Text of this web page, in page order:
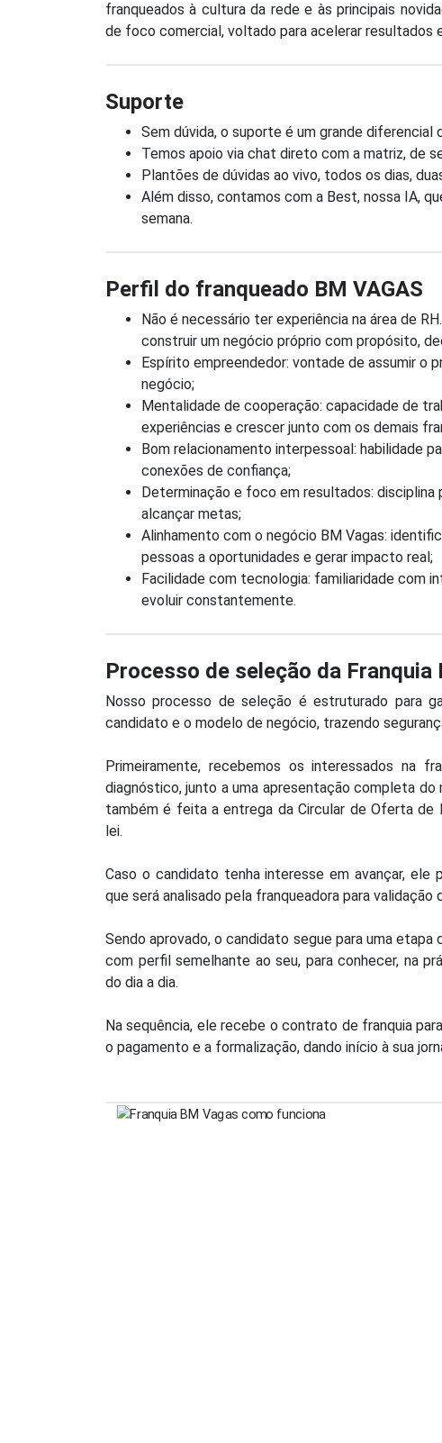
franqueados à cultura da rede e às principais
de foco comercial, voltado para acelerar resultados
Suporte
Sem dúvida, o suporte é um grande diferencial
Temos apoio via chat direto com a matriz, de
Plantões de dúvidas ao vivo, todos os dias,
Além disso, contamos com a Best, nossa IA,
semana.
Perfil do franqueado BM VAGAS
Não é necessário ter experiência na área de
construir um negócio próprio com propósito,
Espírito empreendedor: vontade de assumir o
negócio;
Mentalidade de cooperação: capacidade de
experiências e crescer junto com os demais
Bom relacionamento interpessoal: habilidade
conexões de confiança;
Determinação e foco em resultados:
alcançar metas;
Alinhamento com o negócio BM Vagas:
pessoas a oportunidades e gerar impacto real;
Facilidade com tecnologia: familiaridade com
evoluir constantemente.
Processo de seleção da Franquia
Nosso processo de seleção é estruturado para
candidato e o modelo de negócio, trazendo
Primeiramente, recebemos os interessados na
diagnóstico, junto a uma apresentação completa
também é feita a entrega da Circular de Oferta de
lei.
Caso o candidato tenha interesse em avançar, ele
que será analisado pela franqueadora para
Sendo aprovado, o candidato segue para uma
com perfil semelhante ao seu, para conhecer, na
do dia a dia.
Na sequência, ele recebe o contrato de franquia
o pagamento e a formalização, dando início à sua